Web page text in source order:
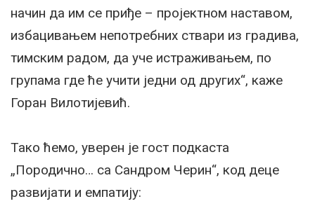
начин да им се приђе – пројектном наставом,
избацивањем непотребних ствари из градива,
тимским радом, да уче истраживањем, по
групама где ће учити једни од других“, каже
Горан Вилотијевић.
Тако ћемо, уверен је гост подкаста
„Породично… са Сандром Черин“, код деце
развијати и емпатију: